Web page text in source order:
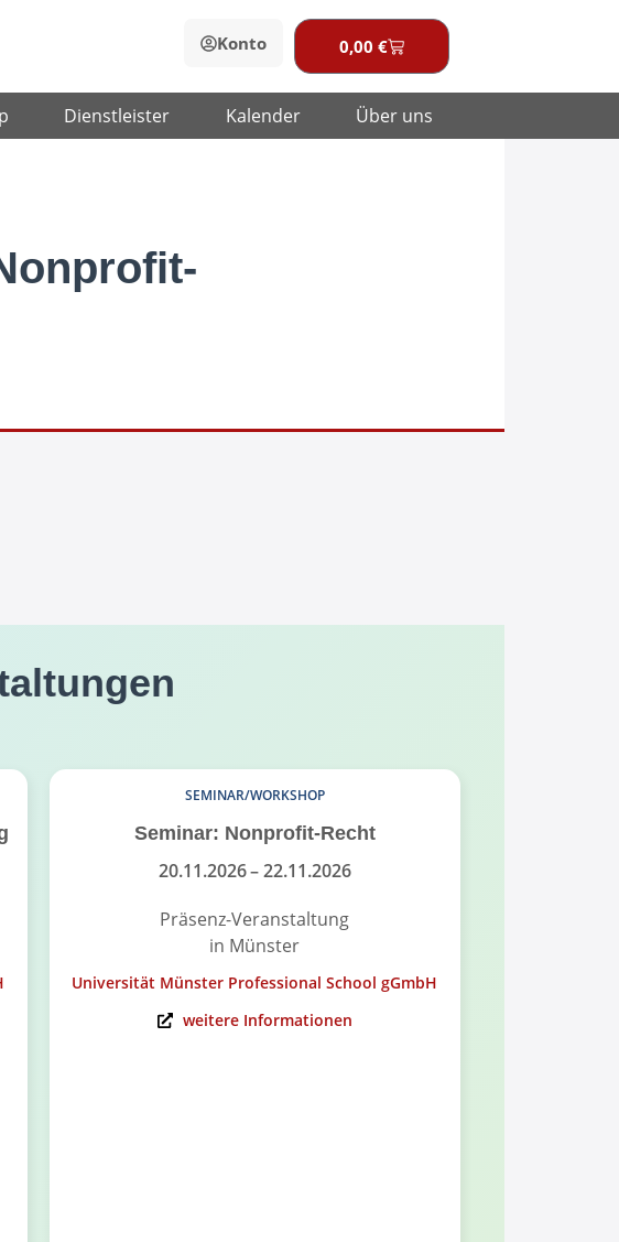
Konto 0,00 €Warenkorb
Dienstleister Kalender Über uns
SEMINAR/WORKSHOP
Seminar: Nonprofit-Recht
20.11.2026– 22.11.2026
Präsenz-Veranstaltung
in Münster
Universität Münster Professional School gGmbH
weitere Informationen